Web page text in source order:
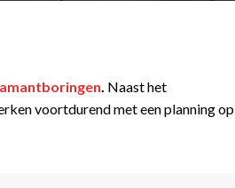
Naast het
voortdurend met een planning op